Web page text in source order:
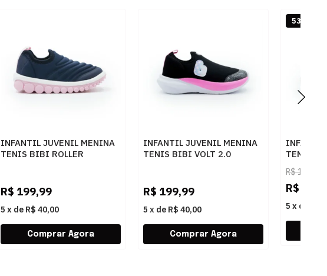
INFANTIL JUVENIL MENINA
TENIS BIBI ROLLER
R$ 199,99
5 x de R$ 40,00
INFANTIL JUVENIL MENINA
TENIS BIBI VOLT 2.0
R$ 199,99
5 x de R$ 40,00
TENIS
STITCH
R$129,99
R$
5 x de
53% OFF